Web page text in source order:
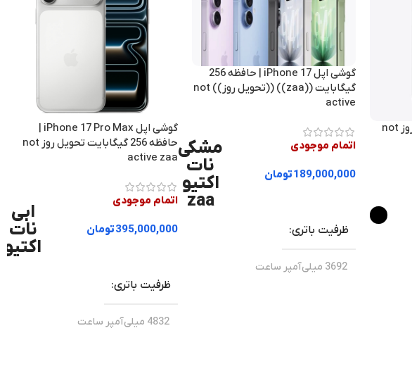
iphone air 256 gig تحویل روز not
گوشی اپل iPhone 17 | حافظه 256
گیگابایت ((zaa)) ((تحویل روز)) not
active
اتمام موجودی
189,000,000تومان
مشکی
نات
اکتیو
zaa
ظرفیت باتری
3692 میلی‌آمپر ساعت
گوشی اپل iPhone 17 Pro Max |
حافظه 256 گیگابایت تحویل روز not
active zaa
اتمام موجودی
395,000,000تومان
ابی
نات
اکتیو
ظرفیت باتری
4832 میلی‌آمپر ساعت